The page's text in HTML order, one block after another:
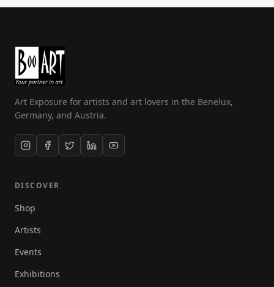
begonnen met schilderen op de Vrije Akademie in
intuitief schilderen het beste bij mij past. Uiting
brengen aan mijn gevoel. De kijker meenemen en
laten delen in mijn gevoelswereld. Dat komt ook
Dat niet alleen. Ik vind het erg leuk om mensen
tijdens de workshops schilderen op doek, of met de
knipkaart kennis te laten maken met het
bevrijdende van schilderen. Even helemaal weg van
interacties tussen materialen zijn er en de cruciale
overtuigd en dat is dat iedereen het in zich heeft."
Art Exposure for artists and art lovers in the Benelux,
Germany, and Austria.
DISCOVER
Shop
Artists
Events
Exhibitions